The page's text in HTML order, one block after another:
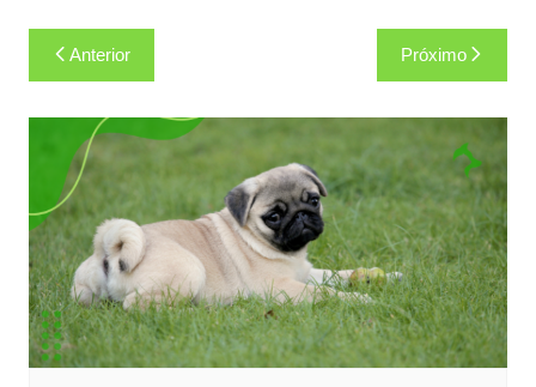
Navegação
de
Post
Anterior Próximo